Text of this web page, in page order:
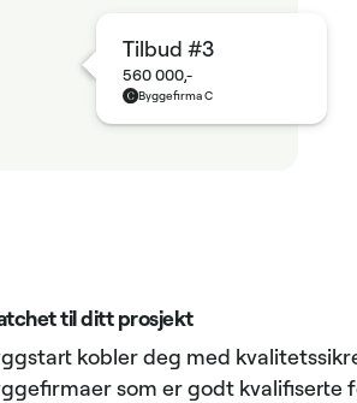
Tilbud #3
560 000,-
Byggefirma C
til ditt prosjekt
kobler deg med
som er godt kvalifiserte